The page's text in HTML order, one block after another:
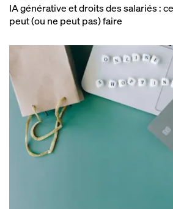
IA générative et droits des salariés :
peut (ou ne peut pas) faire